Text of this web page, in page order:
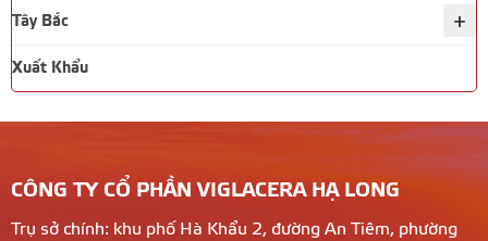
Tây Bắc +
Xuất Khẩu
CÔNG TY CỔ PHẦN VIGLACERA HẠ LONG
Trụ sở chính: khu phố Hà Khẩu 2, đường An Tiêm, phường